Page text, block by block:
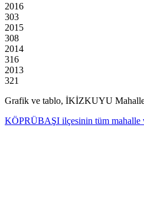
2016
303
2015
308
2014
316
2013
321
Grafik ve tablo, İKİZKUYU
KÖPRÜBAŞI ilçesinin tüm